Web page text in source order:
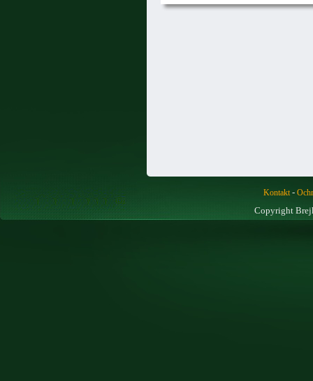
Kontakt-
Copyright